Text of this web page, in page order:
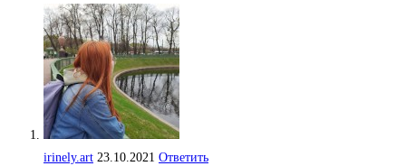
irinely.art 23.10.2021 Ответить